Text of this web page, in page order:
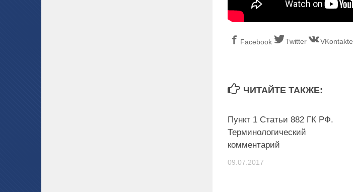
Facebook Twitter VKontakte
ЧИТАЙТЕ ТАКЖЕ:
Пункт 1 Статьи 882 ГК РФ.
Терминологический
комментарий
09.07.2017